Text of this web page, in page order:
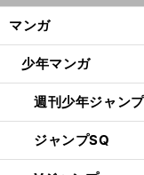
マンガ
少年マンガ
週刊少年ジャンプ
ジャンプSQ